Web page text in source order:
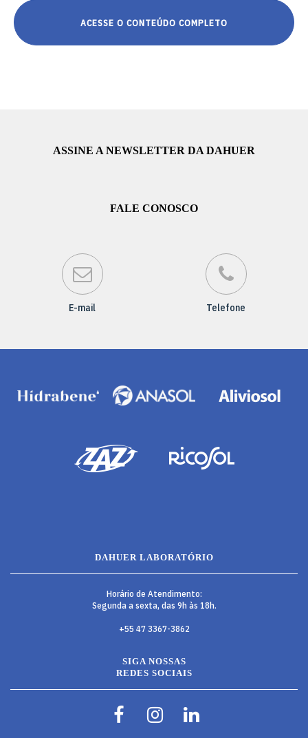
ACESSE O CONTEÚDO COMPLETO
ASSINE A NEWSLETTER DA DAHUER
FALE CONOSCO
E-mail Telefone
DAHUER LABORATÓRIO
Horário de Atendimento:
Segunda a sexta, das 9h às 18h.
+55 47 3367-3862
SIGA NOSSAS
REDES SOCIAIS